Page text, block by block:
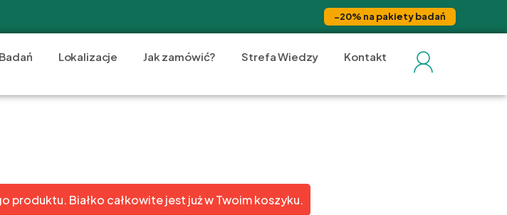
−20% na pakiety badań
Lokalizacje Jak zamówić? Strefa Wiedzy Kontakt
produktu. Białko całkowite jest już w Twoim koszyku.